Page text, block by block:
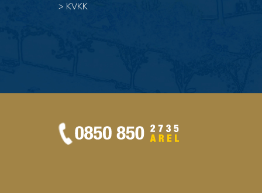
> KVKK